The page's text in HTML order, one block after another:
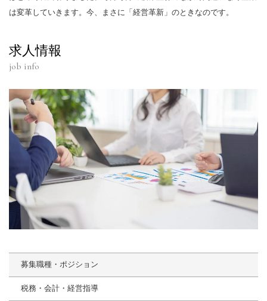
は変革していきます。今、まさに「経営革新」のときなのです。
求人情報
job info
募集職種・ポジション
税務・会計・経営指導